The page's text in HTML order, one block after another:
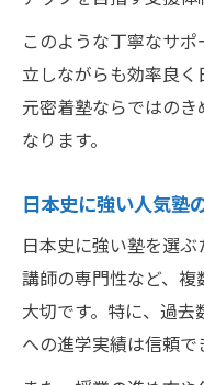
このような丁寧なサ
立しながらも効率良
元密着塾ならではの
なります。
日本史に強い人気塾
日本史に強い塾を選ぶ
講師の専門性など、
大切です。特に、過
への進学実績は信頼で